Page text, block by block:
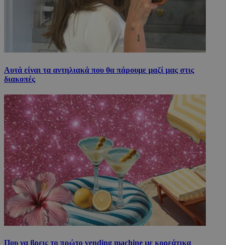
Αυτά είναι τα αντηλιακά που θα πάρουμε μαζί μας στις
διακοπές
Που να βρεις το πρώτο vending machine με κορεάτικα